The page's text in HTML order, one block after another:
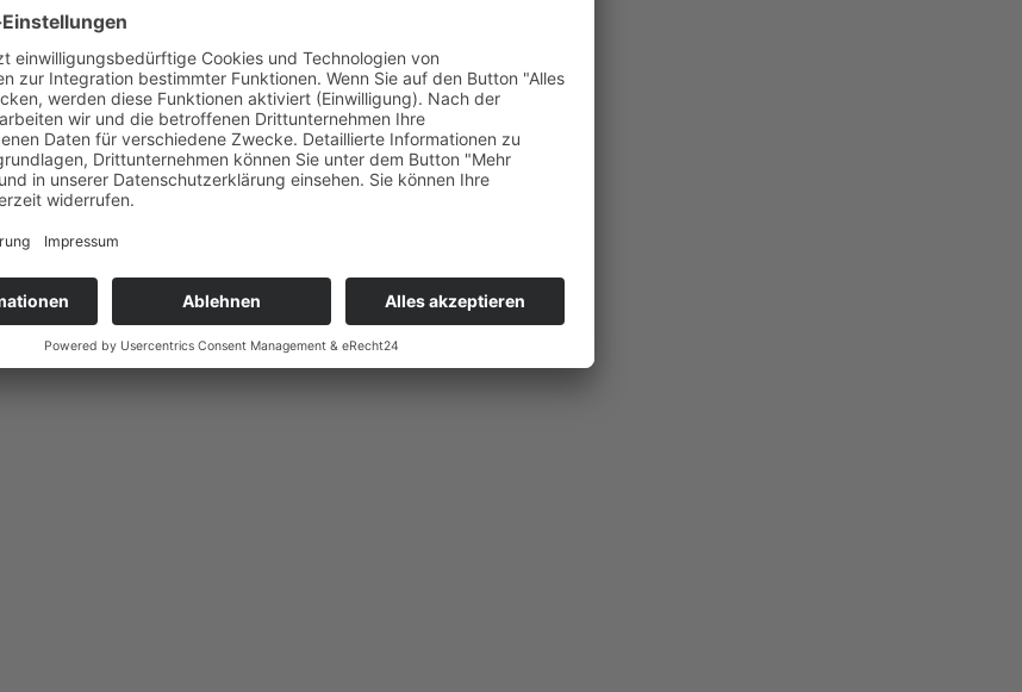
es geht weiter …